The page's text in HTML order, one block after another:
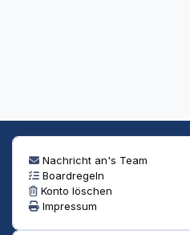
Nachricht an's Team
Boardregeln
Konto löschen
Impressum